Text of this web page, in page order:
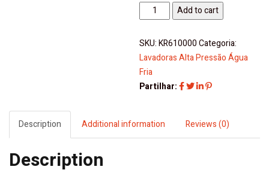
Máquina
Lavar
Alta
Pressão
Quadro
599
quantity
Add to cart
SKU:KR610000 Categoria:
Lavadoras Alta Pressão Água
Fria
Partilhar:
Description Additional information Reviews (0)
Description